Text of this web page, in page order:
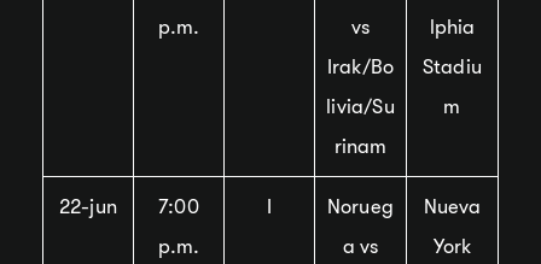
p.m.
vs
Irak/Bo
livia/Su
rinam
lphia
Stadiu
m
22-jun
7:00
p.m.
I
Norueg
a vs
Nueva
York